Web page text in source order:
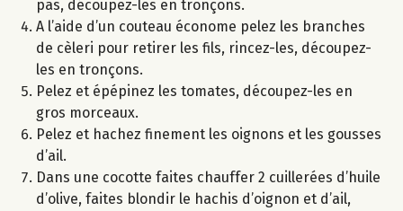
pas, découpez-les en tronçons.
A l’aide d’un couteau économe pelez les branches
de cèleri pour retirer les fils, rincez-les, découpez-
les en tronçons.
Pelez et épépinez les tomates, découpez-les en
gros morceaux.
Pelez et hachez finement les oignons et les gousses
d’ail.
Dans une cocotte faites chauffer 2 cuillerées d’huile
d’olive, faites blondir le hachis d’oignon et d’ail,